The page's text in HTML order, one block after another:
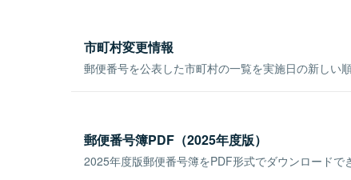
市町村変更情報
郵便番号を公表した市町村の一覧を実施日の新しい
郵便番号簿PDF（2025年度版）
2025年度版郵便番号簿をPDF形式でダウンロードで